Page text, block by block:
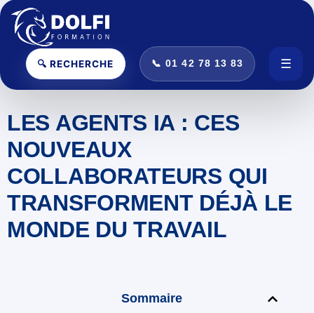
🔍 RECHERCHE 📞 01 42 78 13 83 ☰
LES AGENTS IA : CES
NOUVEAUX
COLLABORATEURS QUI
TRANSFORMENT DÉJÀ LE
MONDE DU TRAVAIL
Sommaire